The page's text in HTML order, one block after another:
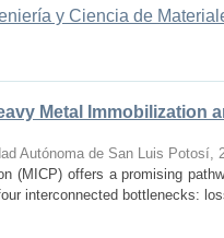
y Ciencia de
Metal Immobilization
Autónoma de San Luis Potosí,
(MICP) offers a promising
interconnected bottlenecks: